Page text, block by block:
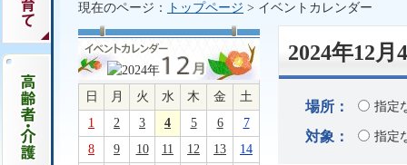
現在のページ： トップページ > イベントカレンダー
日 月 火 水 木 金
土
1
2 3 4 5 6
7
8
9 10 11 12 13
14
2024年12
場所： 指定
対象： 指定